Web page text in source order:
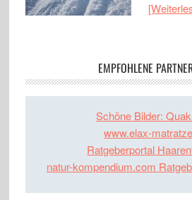
EMPFOHLENE
Schöne Bilder:
www.elax-
Ratgeberportal
natur-kompendium.com